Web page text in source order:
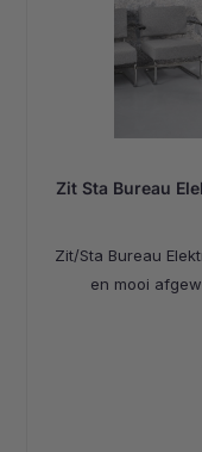
Zit Sta Bureau
Zit/Sta Bureau
en mooi